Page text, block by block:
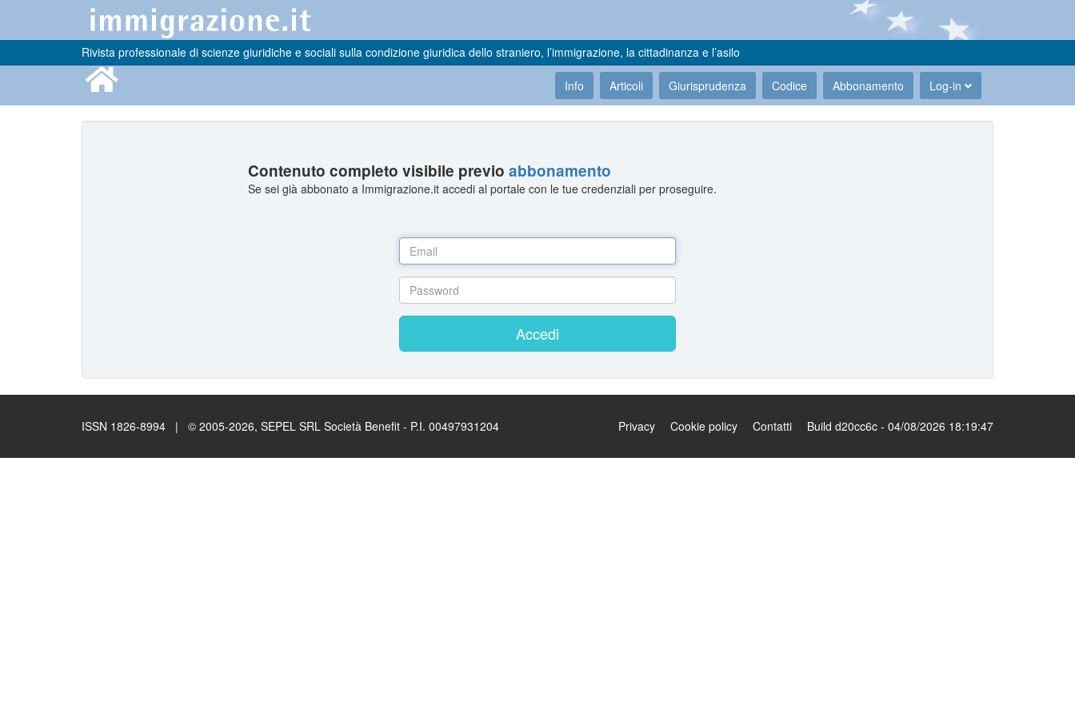
Rivista professionale di scienze giuridiche e sociali sulla condizione giuridica dello straniero, l’immigrazione, la cittadinanza e l’asilo
Info Articoli Giurisprudenza Codice Abbonamento Log-in
Contenuto completo visibile previoabbonamento
Se sei già abbonato a Immigrazione.it accedi al portale con le tue credenziali per proseguire.
Accedi
ISSN 1826-8994 | © 2005-2026, SEPEL SRL Società Benefit - P.I. 00497931204 Privacy Cookie policy Contatti Build d20cc6c - 04/08/2026 18:19:47